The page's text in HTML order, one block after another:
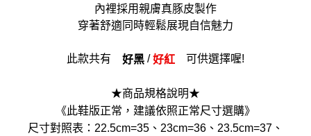
內裡採用親膚真豚皮製作
穿著舒適同時輕鬆展現自信魅力
此款共有 好黑 /好紅 可供選擇喔!
★商品規格說明★
《此鞋版正常，建議依照正常尺寸選購》
尺寸對照表：22.5cm=35、23cm=36、23.5cm=37、